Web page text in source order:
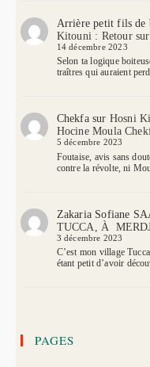
Arrière petit fils de
Kitouni : Retour
14 décembre 2023
Selon ta logique
traîtres qui auraient
Chekfasur Hosni
Hocine Moula
5 décembre 2023
Foutaise, avis sans
contre la révolte, ni
Zakaria Sofiane
TUCCA, À
3 décembre 2023
C’est mon village
étant petit d’avoir
PAGES